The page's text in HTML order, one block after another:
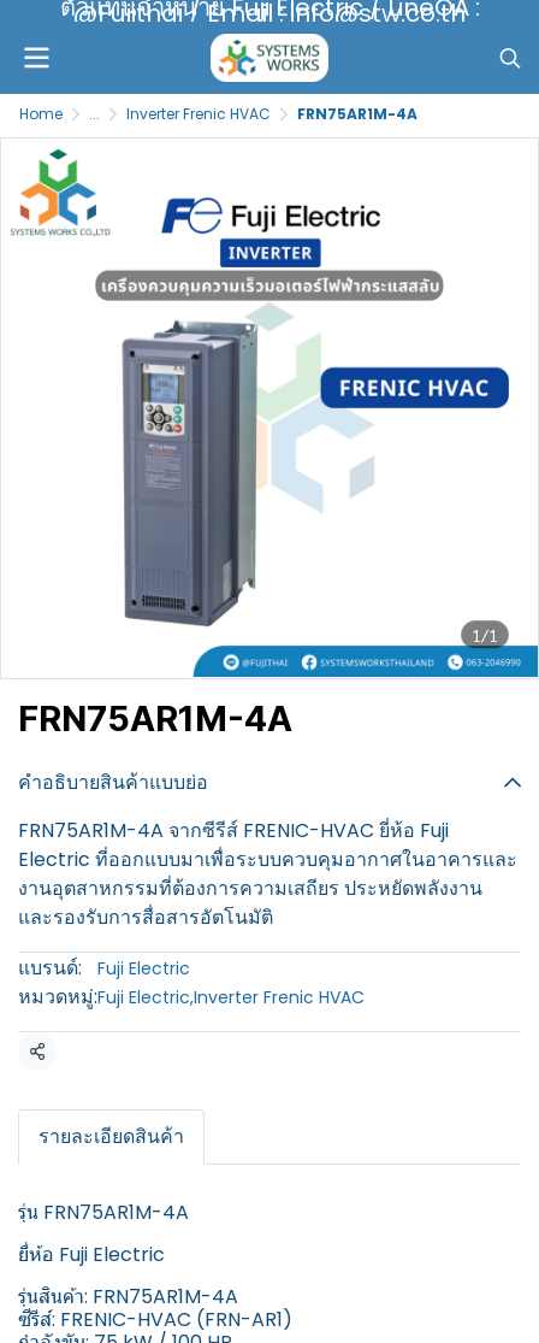
ตัวแทนจำหน่าย Fuji Electric / LineOA :
@Fujithai / Email : info@stw.co.th
Home ... Inverter Frenic HVAC FRN75AR1M-4A
1/1
FRN75AR1M-4A
คำอธิบายสินค้าแบบย่อ
FRN75AR1M-4A จากซีรีส์ FRENIC-HVAC ยี่ห้อ Fuji
Electric ที่ออกแบบมาเพื่อระบบควบคุมอากาศในอาคารและ
งานอุตสาหกรรมที่ต้องการความเสถียร ประหยัดพลังงาน
และรองรับการสื่อสารอัตโนมัติ
แบรนด์:
Fuji Electric
หมวดหมู่:Fuji Electric,Inverter Frenic HVAC
แชร์
รายละเอียดสินค้า
รุ่น FRN75AR1M-4A
ยี่ห้อ Fuji Electric
รุ่นสินค้า: FRN75AR1M-4A
ซีรีส์: FRENIC-HVAC (FRN-AR1)